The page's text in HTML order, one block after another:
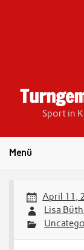
Sport in
Menü
April 11,
Lisa